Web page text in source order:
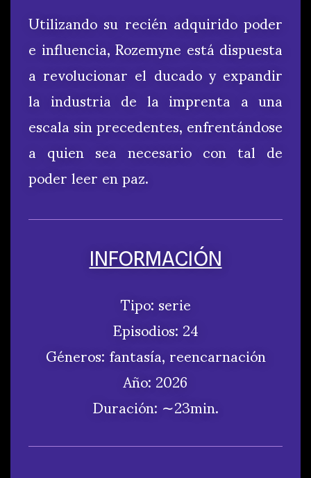
Utilizando su recién adquirido poder
e influencia, Rozemyne está dispuesta
a revolucionar el ducado y expandir
la industria de la imprenta a una
escala sin precedentes, enfrentándose
a quien sea necesario con tal de
poder leer en paz.
INFORMACIÓN
Tipo: serie
Episodios: 24
Géneros: fantasía, reencarnación
Año: 2026
Duración: ∼23min.